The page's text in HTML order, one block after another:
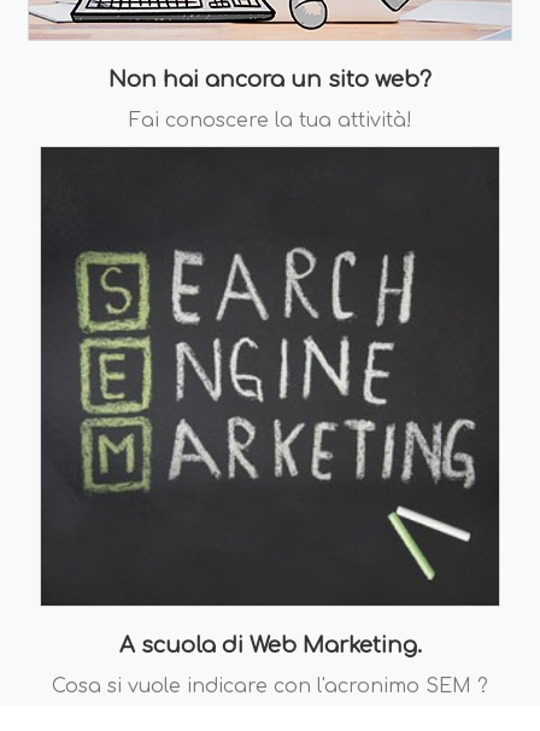
Non hai ancora un sito web?
Fai conoscere la tua attività!
A scuola di Web Marketing.
Cosa si vuole indicare con l'acronimo SEM ?